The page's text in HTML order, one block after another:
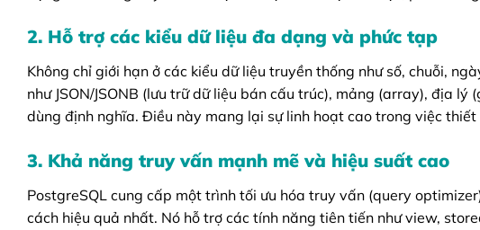
2. Hỗ trợ các kiểu dữ liệu đa dạng và phức tạp
Không chỉ giới hạn ở các kiểu dữ liệu truyền thống như số, chuỗi,
như JSON/JSONB (lưu trữ dữ liệu bán cấu trúc), mảng (array), địa
dùng định nghĩa. Điều này mang lại sự linh hoạt cao trong việc
3. Khả năng truy vấn mạnh mẽ và hiệu suất cao
PostgreSQL cung cấp một trình tối ưu hóa truy vấn (query
cách hiệu quả nhất. Nó hỗ trợ các tính năng tiên tiến như view,